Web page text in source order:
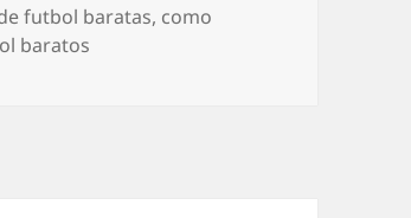
futbol baratas, como
baratos